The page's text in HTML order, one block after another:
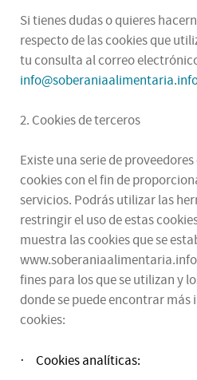
Si tienes dudas o quieres
respecto de las cookies que
tu consulta al correo
2. Cookies de terceros
Existe una serie de
cookies con el fin de
servicios. Podrás utilizar las
restringir el uso de estas
muestra las cookies que se
fines para los que se utilizan y
donde se puede encontrar
cookies:
· Cookies analíticas: